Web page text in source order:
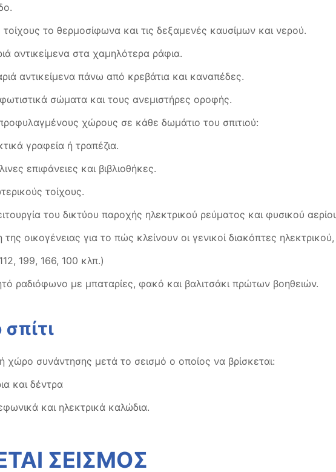
το θερμοσίφωνα και τις δεξαμενές καυσίμων και νερού.
αντικείμενα στα χαμηλότερα ράφια.
αντικείμενα πάνω από κρεβάτια και καναπέδες.
σώματα και τους ανεμιστήρες οροφής.
χώρους σε κάθε δωμάτιο του σπιτιού:
γραφεία ή τραπέζια.
επιφάνειες και βιβλιοθήκες.
τοίχους.
του δικτύου παροχής ηλεκτρικού ρεύματος και φυσικού
οικογένειας για το πώς κλείνουν οι γενικοί διακόπτες
199, 166, 100 κλπ.)
ραδιόφωνο με μπαταρίες, φακό και βαλιτσάκι πρώτων βοηθειών.
χώρο συνάντησης μετά το σεισμό ο οποίος να βρίσκεται:
και δέντρα
και ηλεκτρικά καλώδια.
ΣΕΙΣΜΟΣ